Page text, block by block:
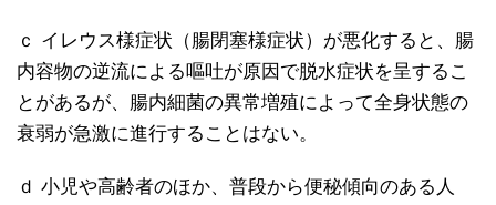
ｃ イレウス様症状（腸閉塞様症状）が悪化すると、腸
内容物の逆流による嘔吐が原因で脱水症状を呈するこ
とがあるが、腸内細菌の異常増殖によって全身状態の
衰弱が急激に進行することはない。
ｄ 小児や高齢者のほか、普段から便秘傾向のある人